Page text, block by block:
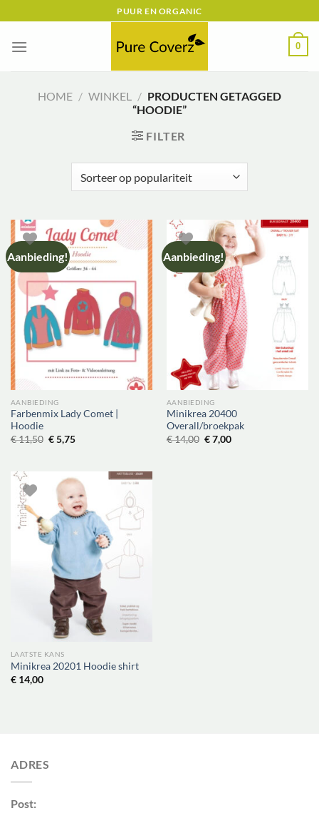
naar
inhoud
PUUR EN ORGANIC
0
HOME / WINKEL / PRODUCTEN GETAGGED
“HOODIE”
FILTER
Aanbieding!
AANBIEDING
Farbenmix Lady Comet |
Hoodie
€11,50 Oorspronkelijke
prijs
€5,75Huidige
Aanbieding!
AANBIEDING
Minikrea 20400
Overall/broekpak
€14,00 Oorspronkelijke
prijs
€7,00Huidige
LAATSTE KANS
Minikrea 20201 Hoodie shirt
€14,00
ADRES
Post: